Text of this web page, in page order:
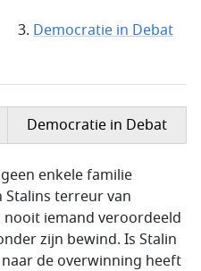
Democratie in Debat
Democratie in Debat
enkele familie
Stalins terreur van
iemand veroordeeld
zijn bewind. Is Stalin
de overwinning heeft